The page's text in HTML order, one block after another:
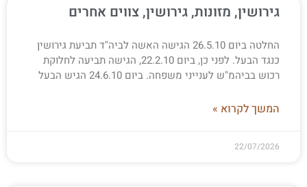
גירושין, מזונות, גירושין, צווים אחרים
החלטה ביום 26.5.10 הגישה האשה לביה"ד תביעת גירושין
כנגד הבעל. לפני כן, ביום 22.2.10, הגישה תביעה לחלוקת
רכוש בביהמ"ש לענייני משפחה. ביום 24.6.10 הגיש הבעל
המשך לקרוא »
22/07/2026